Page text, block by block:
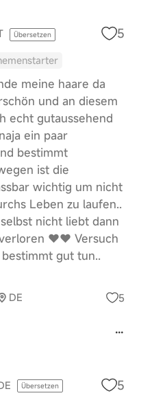
Übersetzen 5
meine haare da
und an diesem
echt gutaussehend
ein paar
bestimmt
ist die
wichtig um nicht
Leben zu laufen..
nicht liebt dann
❤️❤️ Versuch
gut tun..
DE 5
Übersetzen 5